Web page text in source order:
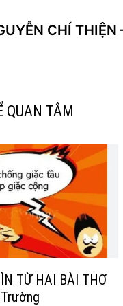
CHÍ THIỆN
QUAN TÂM
TỪ HAI BÀI THƠ